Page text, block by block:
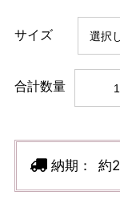
サイズ
合計数量
納期： 約